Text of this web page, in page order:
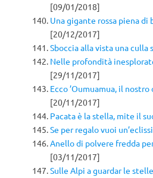
[09/01/2018]
Una gigante rossa piena di
[20/12/2017]
Sboccia alla vista una culla
Nelle profondità
[29/11/2017]
Ecco ’Oumuamua, il
[20/11/2017]
Pacata è la stella, mite il
Se per regalo vuoi
Anello di polvere fredda
[03/11/2017]
Sulle Alpi a guardar le stelle